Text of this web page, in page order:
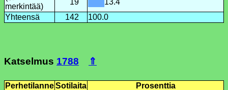
merkintää)
19
13.4
Yhteensä
142 100.0
Katselmus 1788 ⇑
PerhetilanneSotilaita Prosenttia